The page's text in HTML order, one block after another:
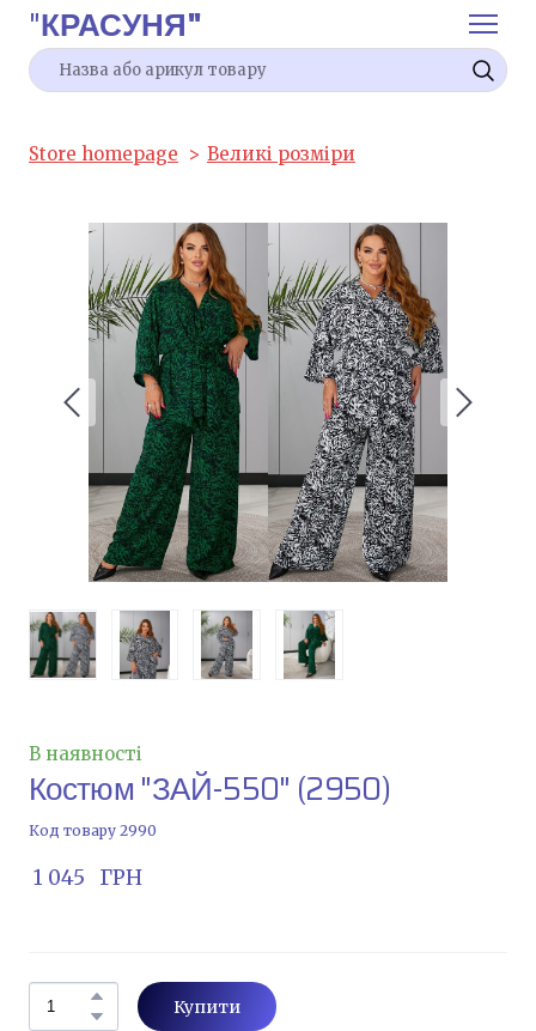
"КРАСУНЯ"
Store homepage Великі розміри
В наявності
Костюм "ЗАЙ-550" (2950)
Код товару 2990
1 045   ГРН
Купити